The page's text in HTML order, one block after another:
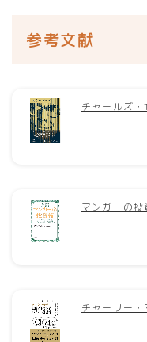
参考文献
チャールズ
マンガーの投
チャーリー